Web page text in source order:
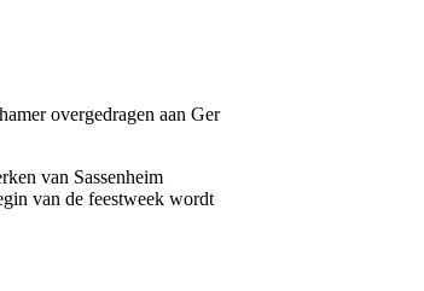
overgedragen aan Ger
van Sassenheim
van de feestweek wordt